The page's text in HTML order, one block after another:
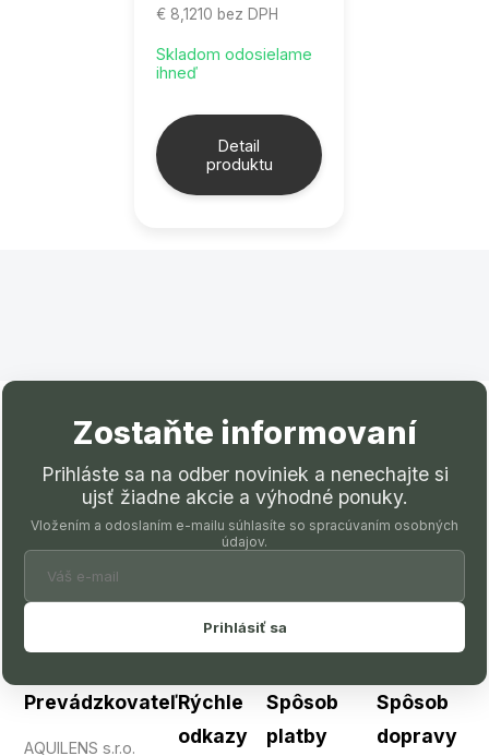
€ 8,1210 bez DPH
Skladom odosielame
ihneď
Detail
produktu
Zostaňte informovaní
Prihláste sa na odber noviniek a nenechajte si
ujsť žiadne akcie a výhodné ponuky.
Vložením a odoslaním e-mailu súhlasíte so spracúvaním osobných
údajov.
Prihlásiť sa
Prevádzkovateľ
AQUILENS s.r.o.
Rýchle
odkazy
Spôsob
platby
Spôsob
dopravy